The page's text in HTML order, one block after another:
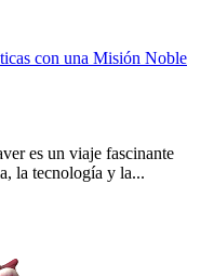
con una Misión Noble
es un viaje fascinante
la tecnología y la...